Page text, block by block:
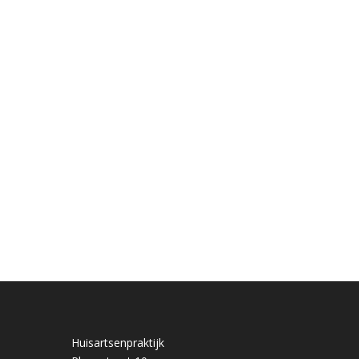
Huisartsenpraktijk